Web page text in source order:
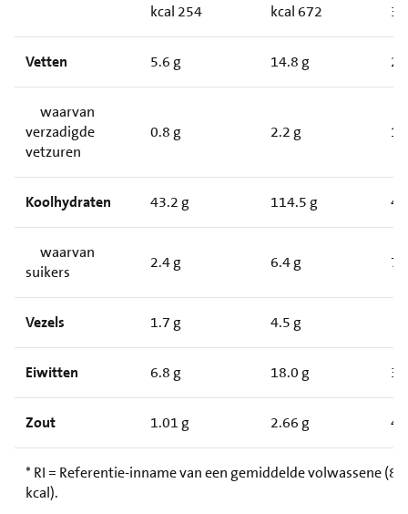
kcal 254 kcal 672
Vetten 5.6 g 14.8 g
waarvan
verzadigde
vetzuren
0.8 g 2.2 g
Koolhydraten 43.2 g 114.5 g
waarvan
suikers
2.4 g 6.4 g
Vezels 1.7 g 4.5 g
Eiwitten 6.8 g 18.0 g
Zout 1.01 g 2.66 g
* RI = Referentie-inname van een gemiddelde volwassene
kcal).